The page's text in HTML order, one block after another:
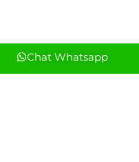
Chat Whatsapp